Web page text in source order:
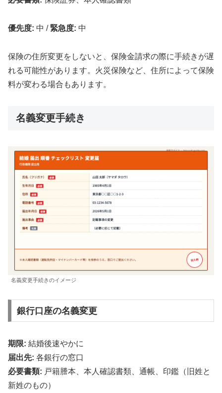
優先度: 中 / 緊急度: 中
保険の住所変更をしないと、保険金請求の際に手続きが遅
れる可能性があります。火災保険など、住所によって保険
料が変わる場合もあります。
名義変更手続き
名義変更手続きのイメージ
銀行口座の名義変更
期限: 結婚後速やかに
届出先: 各銀行の窓口
必要書類: 戸籍謄本、本人確認書類、通帳、印鑑（旧姓と
新姓のもの）